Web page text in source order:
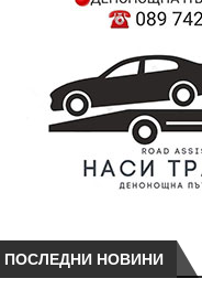
ПОСЛЕДНИ НОВИНИ